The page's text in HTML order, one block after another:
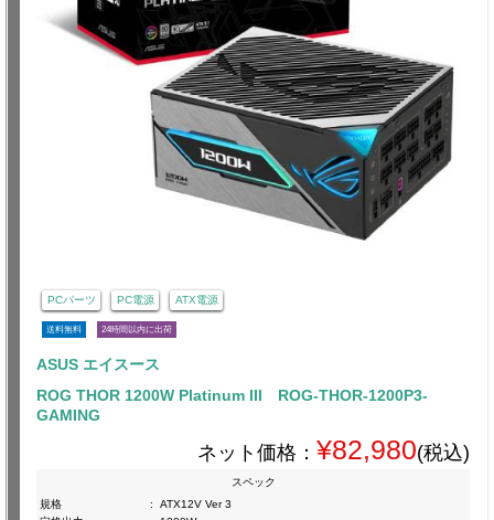
PCパーツ PC電源 ATX電源
送料無料 24時間以内に出荷
ASUS エイスース
ROG THOR 1200W Platinum III ROG-THOR-1200P3-
GAMING
ネット価格： ¥82,980(税込)
スペック
規格
:
ATX12V Ver 3